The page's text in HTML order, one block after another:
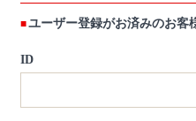
ユーザー登録がお済みのお客
ID